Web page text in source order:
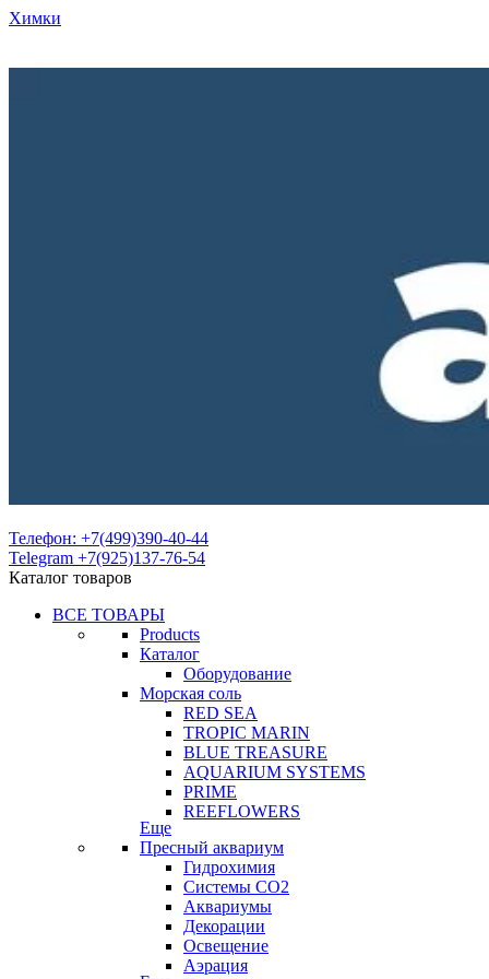
Химки
Телефон: +7(499)390-40-44
Telegram +7(925)137-76-54
Каталог товаров
ВСЕ ТОВАРЫ
Products
Каталог
Оборудование
Морская соль
RED SEA
TROPIC MARIN
BLUE TREASURE
AQUARIUM SYSTEMS
PRIME
REEFLOWERS
Еще
Пресный аквариум
Гидрохимия
Системы СО2
Аквариумы
Декорации
Освещение
Аэрация